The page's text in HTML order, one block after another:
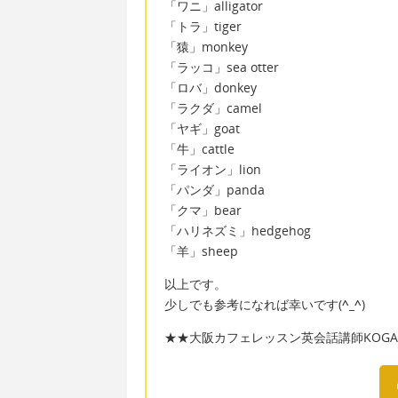
「ワニ」alligator
「トラ」tiger
「猿」monkey
「ラッコ」sea otter
「ロバ」donkey
「ラクダ」camel
「ヤギ」goat
「牛」cattle
「ライオン」lion
「パンダ」panda
「クマ」bear
「ハリネズミ」hedgehog
「羊」sheep
以上です。
少しでも参考になれば幸いです(^_^)
★★大阪カフェレッスン英会話講師